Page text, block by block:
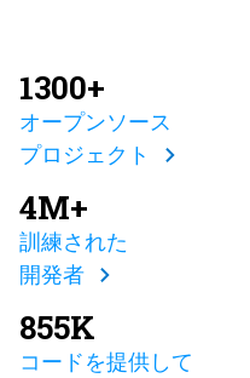
1300+
オープンソース
プロジェクト
4M+
訓練された
開発者
855K
コードを提供して